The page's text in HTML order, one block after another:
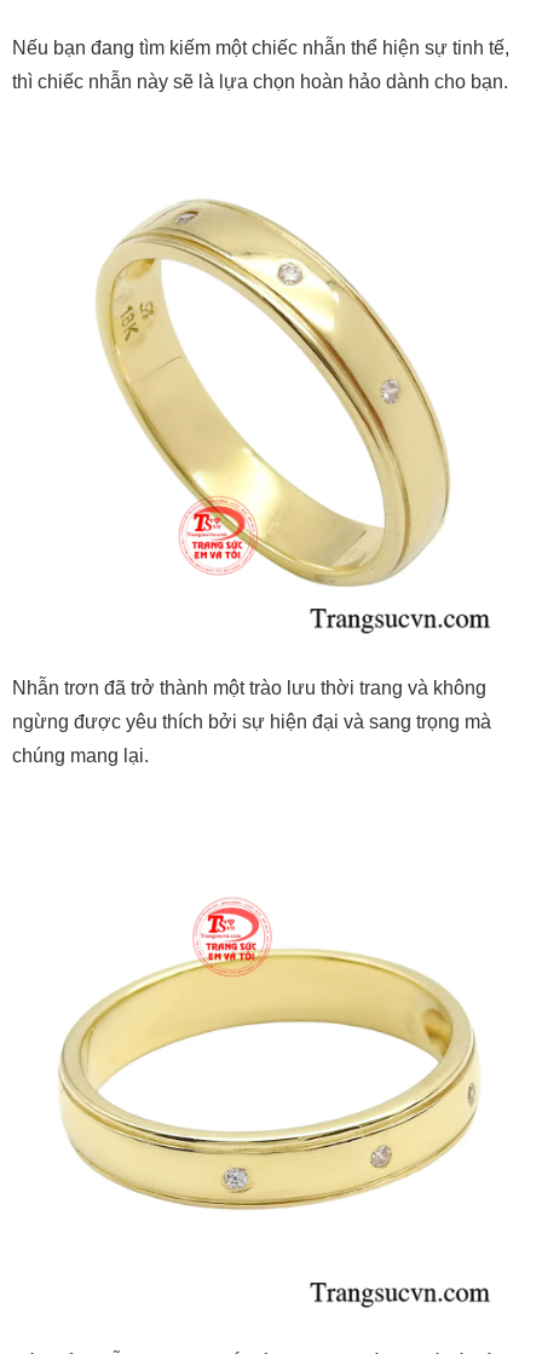
Nếu bạn đang tìm kiếm một chiếc nhẫn thể hiện sự tinh tế,
thì chiếc nhẫn này sẽ là lựa chọn hoàn hảo dành cho bạn.
Nhẫn trơn đã trở thành một trào lưu thời trang và không
ngừng được yêu thích bởi sự hiện đại và sang trọng mà
chúng mang lại.